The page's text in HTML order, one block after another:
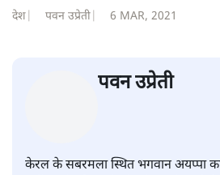
देश पवन उप्रेती 6 MAR, 2021